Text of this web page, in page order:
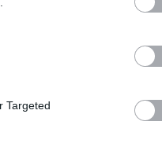
Targeted
alle
ministro